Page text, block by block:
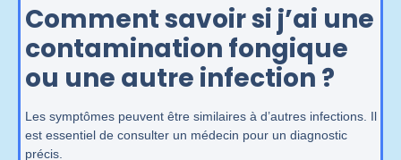
Comment savoir si j’ai une
contamination fongique
ou une autre infection ?
Les symptômes peuvent être similaires à d’autres infections. Il
est essentiel de consulter un médecin pour un diagnostic
précis.